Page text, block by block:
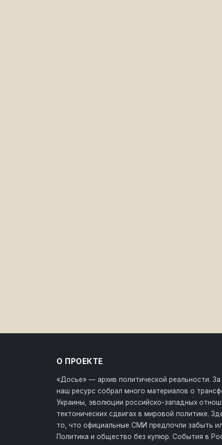
О ПРОЕКТЕ
«Досье» — архив политической реальности. За
наш ресурс собрал много материалов о
Украины, эволюции российско-западных
тектонических сдвигах в мировой политике.
то, что официальные СМИ предпочли забыть
Политика и общество без купюр. События в